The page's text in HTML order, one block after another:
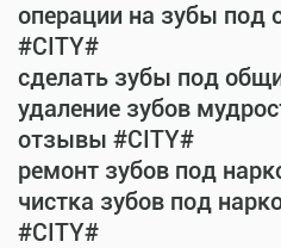
операции на зубы под
#CITY#
сделать зубы под
удаление зубов
отзывы #CITY#
ремонт зубов под
чистка зубов под
#CITY#